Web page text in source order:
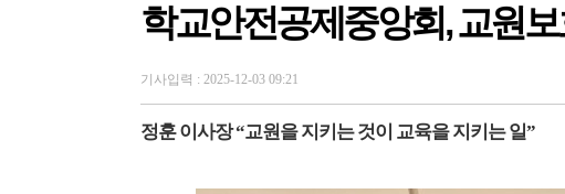
학교안전공제중앙회, 교원
기사입력 : 2025-12-03 09:21
정훈 이사장 “교원을 지키는 것이 교육을 지키는 일”